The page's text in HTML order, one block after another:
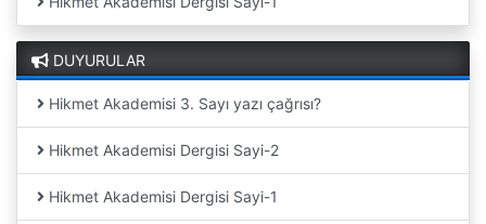
DUYURULAR
Hikmet Akademisi 3. Sayı yazı çağrısı?
Hikmet Akademisi Dergisi Sayi-2
Hikmet Akademisi Dergisi Sayi-1